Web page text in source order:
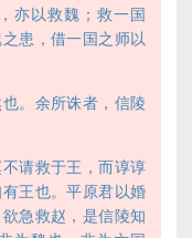
亦以救魏；救一国
患，借一国之师以
。余所诛者，信陵
请救于王，而谆谆
王也。平原君以婚
急救赵，是信陵知